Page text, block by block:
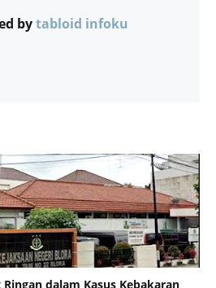
bytabloid infoku
dalam Kasus Kebakaran